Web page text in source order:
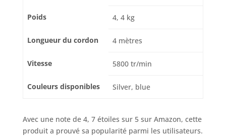
Poids 4, 4 kg
Longueur du cordon 4 mètres
Vitesse 5800 tr/min
Couleurs disponibles Silver, blue
Avec une note de 4, 7 étoiles sur 5 sur Amazon, cette
produit a prouvé sa popularité parmi les utilisateurs.